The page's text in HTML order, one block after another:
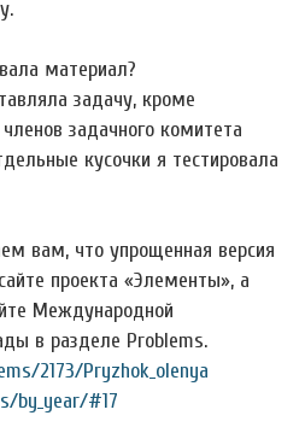
материал?
задачу, кроме
задачного комитета
кусочки я тестировала
вам, что упрощенная версия
проекта «Элементы», а
Международной
в разделе Problems.
2173/Pryzhok_olenya
by_year/#17